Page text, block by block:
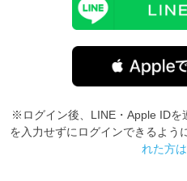
※ログイン後、LINE・Apple IDを
を入力せずにログインできるよう
れた方